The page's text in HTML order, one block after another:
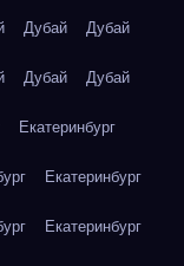
Дубай Дубай
Дубай Дубай
Екатеринбург
Екатеринбург
Екатеринбург